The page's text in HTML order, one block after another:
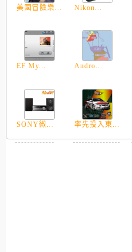
美國冒險樂... Nikon...
EF My... Andro...
SONY微... 率先投入東...